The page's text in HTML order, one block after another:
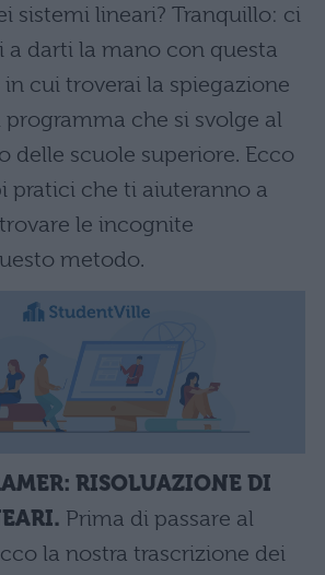
sistemi lineari? Tranquillo: ci
a darti la mano con questa
cui troverai la spiegazione
che si svolge al
delle scuole superiore. Ecco
pratici che ti aiuteranno a
le incognite
metodo.
RISOLUAZIONE DI
Prima di passare al
la nostra trascrizione dei